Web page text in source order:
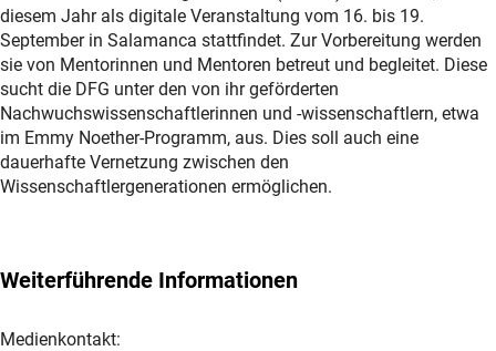
diesem Jahr als digitale Veranstaltung vom 16. bis 19.
September in Salamanca stattfindet. Zur Vorbereitung werden
sie von Mentorinnen und Mentoren betreut und begleitet. Diese
sucht die DFG unter den von ihr geförderten
Nachwuchswissenschaftlerinnen und -wissenschaftlern, etwa
im Emmy Noether-Programm, aus. Dies soll auch eine
dauerhafte Vernetzung zwischen den
Wissenschaftlergenerationen ermöglichen.
Weiterführende Informationen
Medienkontakt: